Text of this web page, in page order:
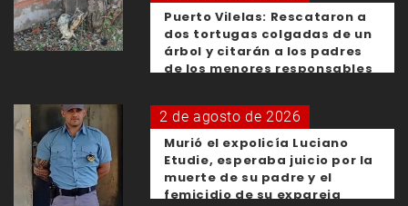
Puerto Vilelas: Rescataron a
dos tortugas colgadas de un
árbol y citarán a los padres
de los menores responsables
2 de agosto de 2026
Murió el expolicía Luciano
Etudie, esperaba juicio por la
muerte de su padre y el
femicidio de su expareja